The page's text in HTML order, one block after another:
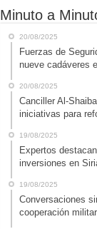
Minuto a
20/08/2025
Fuerzas de
nueve cadáveres
20/08/2025
Canciller Al-
iniciativas para
19/08/2025
Expertos
inversiones en
19/08/2025
Conversaciones
cooperación militar